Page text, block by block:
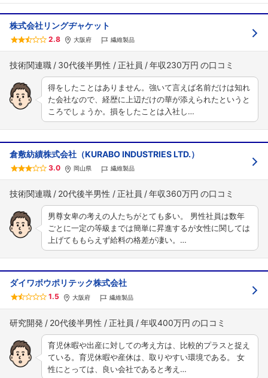
株式会社リングヂャケット
2.8 大阪府 繊維製品
技術関連職 30代後半男性 正社員 年収230万円
得をしたことはありません。強いて言えば名前だけは知れ
た会社なので、経歴に上辺だけの華が添えられたというと
ころでしょうか。損をしたことは入社し…
倉敷紡績株式会社（KURABO INDUSTRIES LTD.）
3.0 岡山県 繊維製品
技術関連職 20代後半男性 正社員 年収360万円
男尊女卑の考えの人たちがとても多い。 男性社員は数年
ごとに一定の等級までは簡単に昇進するが女性に関しては
上げてももらえず給料の格差が凄い。…
ダイワボウポリテック株式会社
1.5 大阪府 繊維製品
研究開発 20代後半男性 正社員 年収400万円
育児休暇や出産に対しての考え方は、比較的プラスと捉え
ている。育児休暇や産休は、取りやすい環境である。 女
性にとっては、良い会社であると考え…